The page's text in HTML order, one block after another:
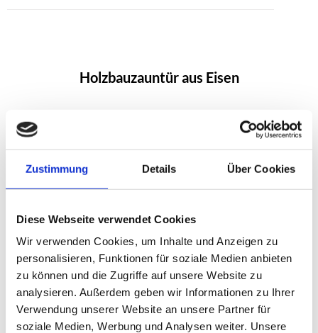
Zustimmung Details Über Cookies
Diese Webseite verwendet Cookies
Wir verwenden Cookies, um Inhalte und Anzeigen zu
personalisieren, Funktionen für soziale Medien anbieten
zu können und die Zugriffe auf unsere Website zu
analysieren. Außerdem geben wir Informationen zu Ihrer
Verwendung unserer Website an unsere Partner für
soziale Medien, Werbung und Analysen weiter. Unsere
Holzbauzauntür aus Eisen
Holztor